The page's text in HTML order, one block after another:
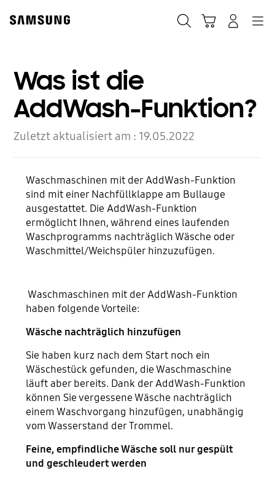
content
accessibility
Was ist die
AddWash-Funktion?
Zuletzt aktualisiert am : 19.05.2022
Waschmaschinen mit der AddWash-Funktion
sind mit einer Nachfüllklappe am Bullauge
ausgestattet. Die AddWash-Funktion
ermöglicht Ihnen, während eines laufenden
Waschprogramms nachträglich Wäsche oder
Waschmittel/Weichspüler hinzuzufügen.
Waschmaschinen mit der AddWash-Funktion
haben folgende Vorteile:
Wäsche nachträglich hinzufügen
Sie haben kurz nach dem Start noch ein
Wäschestück gefunden, die Waschmaschine
läuft aber bereits. Dank der AddWash-Funktion
können Sie vergessene Wäsche nachträglich
einem Waschvorgang hinzufügen, unabhängig
vom Wasserstand der Trommel.
Feine, empfindliche Wäsche soll nur gespült
und geschleudert werden